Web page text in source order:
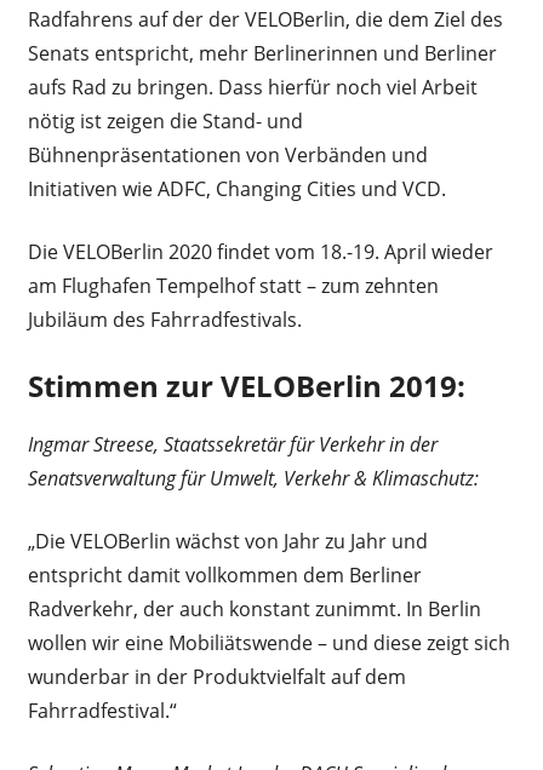
Radfahrens auf der der VELOBerlin, die dem Ziel des
Senats entspricht, mehr Berlinerinnen und Berliner
aufs Rad zu bringen. Dass hierfür noch viel Arbeit
nötig ist zeigen die Stand- und
Bühnenpräsentationen von Verbänden und
Initiativen wie ADFC, Changing Cities und VCD.
Die VELOBerlin 2020 findet vom 18.-19. April wieder
am Flughafen Tempelhof statt – zum zehnten
Jubiläum des Fahrradfestivals.
Stimmen zur VELOBerlin 2019:
Ingmar Streese, Staatssekretär für Verkehr in der
Senatsverwaltung für Umwelt, Verkehr & Klimaschutz:
„Die VELOBerlin wächst von Jahr zu Jahr und
entspricht damit vollkommen dem Berliner
Radverkehr, der auch konstant zunimmt. In Berlin
wollen wir eine Mobiliätswende – und diese zeigt sich
wunderbar in der Produktvielfalt auf dem
Fahrradfestival.“